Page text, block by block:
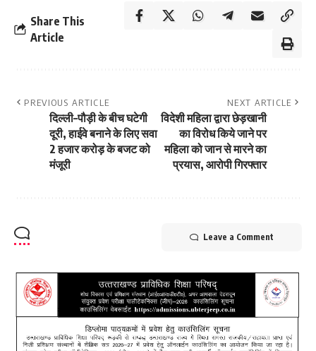
Share This
Article
PREVIOUS ARTICLE
दिल्ली–पौड़ी के बीच घटेगी
दूरी, हाईवे बनाने के लिए सवा
2 हजार करोड़ के बजट को
मंजूरी
NEXT ARTICLE
विदेशी महिला द्वारा छेड़खानी
का विरोध किये जाने पर
महिला को जान से मारने का
प्रयास, आरोपी गिरफ्तार
Leave a Comment